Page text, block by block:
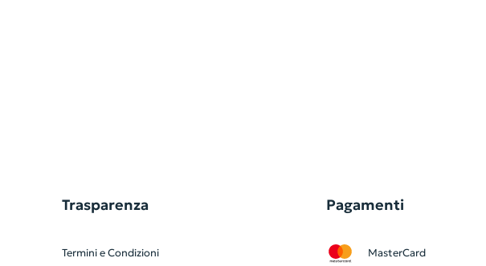
Trasparenza
Termini e Condizioni
Pagamenti
MasterCard